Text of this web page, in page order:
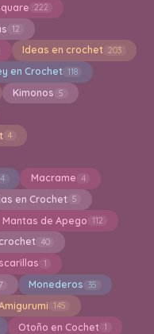
222
12
Ideas en crochet 203
en Crochet 118
Kimonos 5
4
4 Macrame 4
en Crochet 5
Mantas de Apego 112
40
1
Monederos 35
145
Otoño en Cochet 1